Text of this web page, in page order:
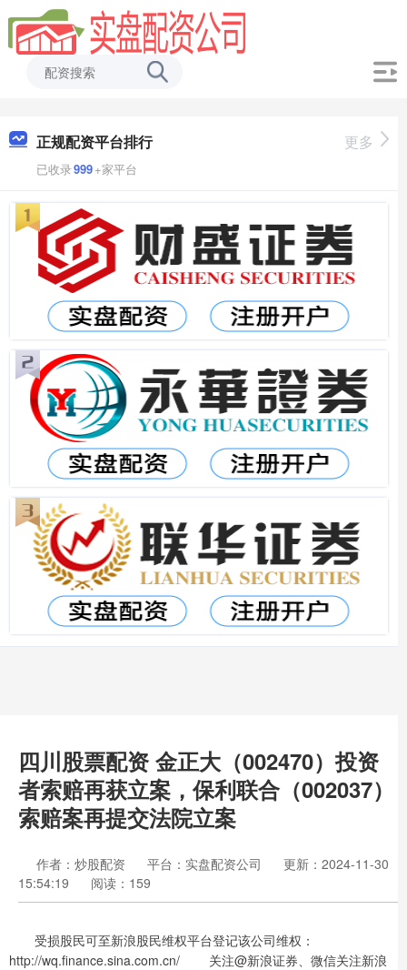
正规配资平台排行
已收录999+家平台
更多
四川股票配资 金正大（002470）投资
者索赔再获立案，保利联合（002037）
索赔案再提交法院立案
作者：炒股配资 平台：实盘配资公司
更新：2024-11-30
15:54:19
阅读：159
受损股民可至新浪股民维权平台登记该公司维权：
http://wq.finance.sina.com.cn/ 关注@新浪证券、微信关注新浪